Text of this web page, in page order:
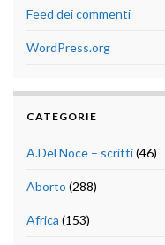
Feed dei commenti
WordPress.org
CATEGORIE
A.Del Noce – scritti(46)
Aborto (288)
Africa (153)